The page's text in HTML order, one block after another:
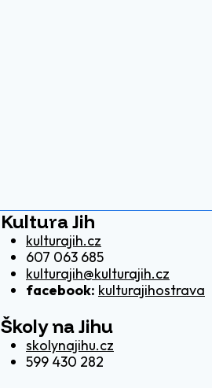
Kultura Jih
kulturajih.cz
607 063 685
kulturajih@kulturajih.cz
facebook: kulturajihostrava
Školy na Jihu
skolynajihu.cz
599 430 282